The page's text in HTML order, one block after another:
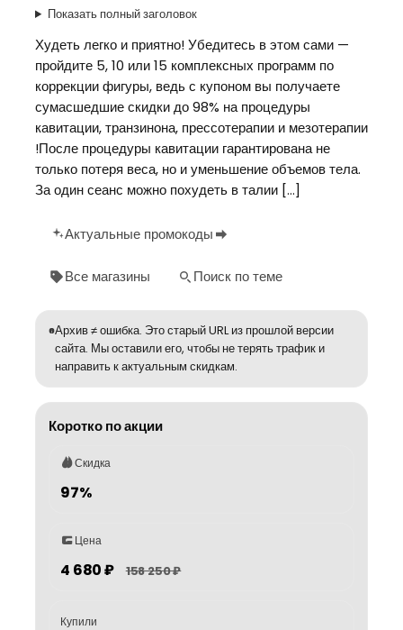
Показать полный заголовок
Худеть легко и приятно! Убедитесь в этом сами —
пройдите 5, 10 или 15 комплексных программ по
коррекции фигуры, ведь с купоном вы получаете
сумасшедшие скидки до 98% на процедуры
кавитации, транзинона, прессотерапии и мезотерапии
!После процедуры кавитации гарантирована не
только потеря веса, но и уменьшение объемов тела.
За один сеанс можно похудеть в талии […]
Актуальные промокоды
Все магазины Поиск по теме
Архив ≠ ошибка. Это старый URL из прошлой версии
сайта. Мы оставили его, чтобы не терять трафик и
направить к актуальным скидкам.
Коротко по акции
Скидка
97%
Цена
4 680 ₽ 158 250 ₽
Купили